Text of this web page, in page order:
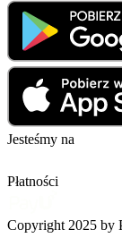
Jesteśmy na
Płatności
Copyright 2025 by